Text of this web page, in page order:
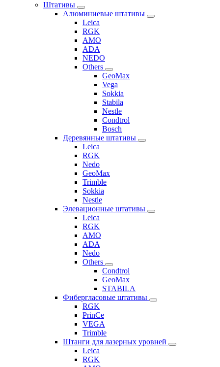
Штативы
Алюминиевые штативы
Leica
RGK
AMO
ADA
NEDO
Others
GeoMax
Vega
Sokkia
Stabila
Nestle
Condtrol
Bosch
Деревянные штативы
Leica
RGK
Nedo
GeoMax
Trimble
Sokkia
Nestle
Элевационные штативы
Leica
RGK
AMO
ADA
Nedo
Others
Condtrol
GeoMax
STABILA
Фибергласовые штативы
RGK
PrinCe
VEGA
Trimble
Штанги для лазерных уровней
Leica
RGK